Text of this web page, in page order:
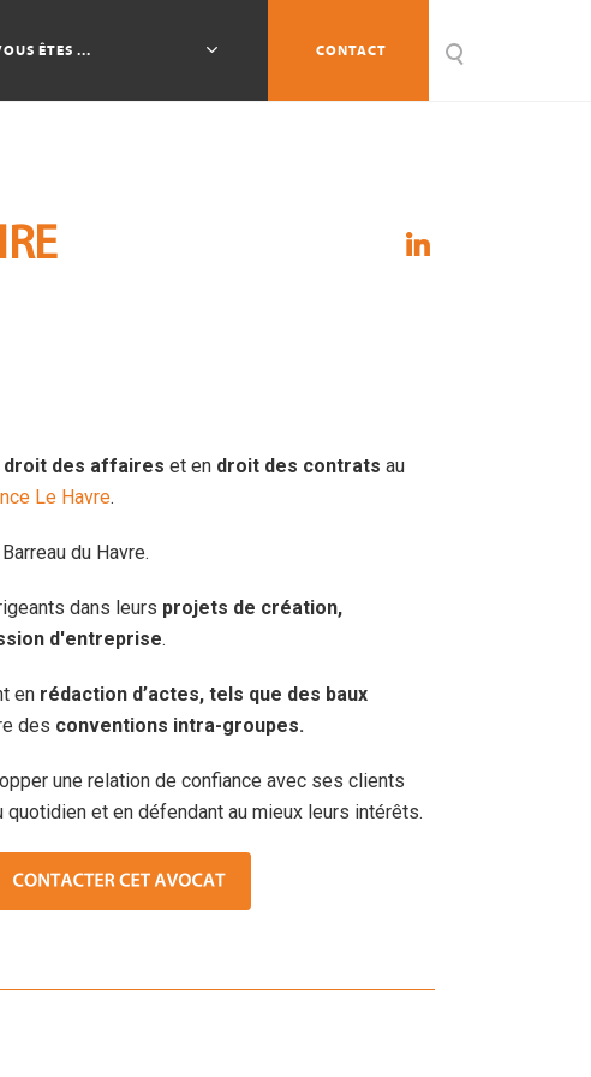
ÊTES ... CONTACT
droit des affaires et en droit des contrats au
Le Havre.
du Havre.
dans leurs projets de création,
d'entreprise.
en rédaction d’actes, tels que des baux
des conventions intra-groupes.
une relation de confiance avec ses clients
quotidien et en défendant au mieux leurs intérêts.